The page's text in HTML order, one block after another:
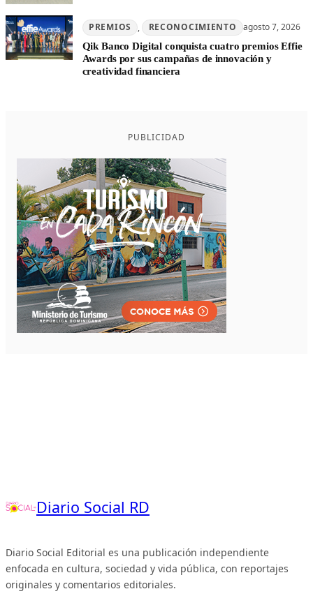
PREMIOS , RECONOCIMIENTO agosto 7, 2026
Qik Banco Digital conquista cuatro premios Effie
Awards por sus campañas de innovación y
creatividad financiera
PUBLICIDAD
Diario Social RD
Diario Social Editorial es una publicación independiente
enfocada en cultura, sociedad y vida pública, con reportajes
originales y comentarios editoriales.